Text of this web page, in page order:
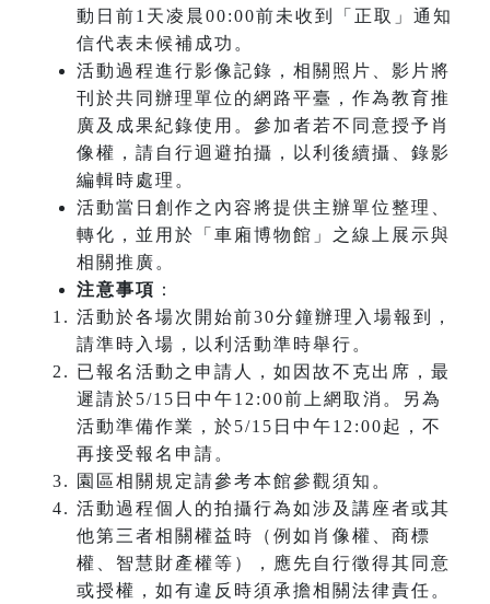
動日前1天凌晨00:00前未收到「正取」通知
信代表未候補成功。
活動過程進行影像記錄，相關照片、影片將
刊於共同辦理單位的網路平臺，作為教育推
廣及成果紀錄使用。參加者若不同意授予肖
像權，請自行迴避拍攝，以利後續攝、錄影
編輯時處理。
活動當日創作之內容將提供主辦單位整理、
轉化，並用於「車廂博物館」之線上展示與
相關推廣。
注意事項 ：
活動於各場次開始前30分鐘辦理入場報到，
請準時入場，以利活動準時舉行。
已報名活動之申請人，如因故不克出席，最
遲請於5/15日中午12:00前上網取消。另為
活動準備作業，於5/15日中午12:00起，不
再接受報名申請。
園區相關規定請參考本館參觀須知。
活動過程個人的拍攝行為如涉及講座者或其
他第三者相關權益時（例如肖像權、商標
權、智慧財產權等），應先自行徵得其同意
或授權，如有違反時須承擔相關法律責任。